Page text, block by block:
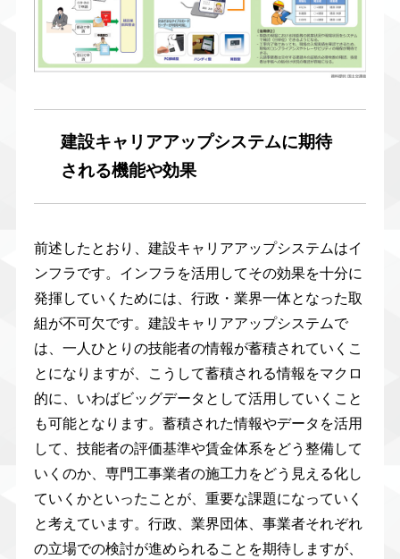
建設キャリアアップシステムに期待
される機能や効果
前述したとおり、建設キャリアアップシステムはイ
ンフラです。インフラを活用してその効果を十分に
発揮していくためには、行政・業界一体となった取
組が不可欠です。建設キャリアアップシステムで
は、一人ひとりの技能者の情報が蓄積されていくこ
とになりますが、こうして蓄積される情報をマクロ
的に、いわばビッグデータとして活用していくこと
も可能となります。蓄積された情報やデータを活用
して、技能者の評価基準や賃金体系をどう整備して
いくのか、専門工事業者の施工力をどう見える化し
ていくかといったことが、重要な課題になっていく
と考えています。行政、業界団体、事業者それぞれ
の立場での検討が進められることを期待しますが、